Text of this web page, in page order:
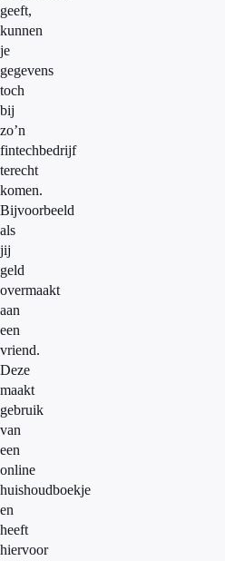
geeft,
kunnen
je
gegevens
toch
bij
zo’n
fintechbedrijf
terecht
komen.
Bijvoorbeeld
als
jij
geld
overmaakt
aan
een
vriend.
Deze
maakt
gebruik
van
een
online
huishoudboekje
en
heeft
hiervoor